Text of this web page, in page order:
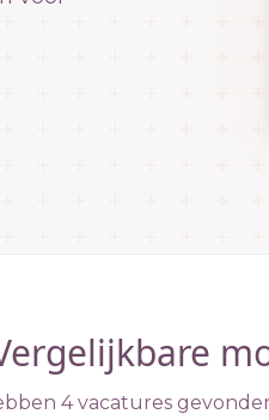
4 vacatures